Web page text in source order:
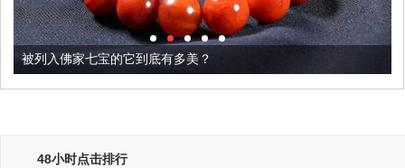
被列入佛家七宝的它到底有多美？
48小时点击排行